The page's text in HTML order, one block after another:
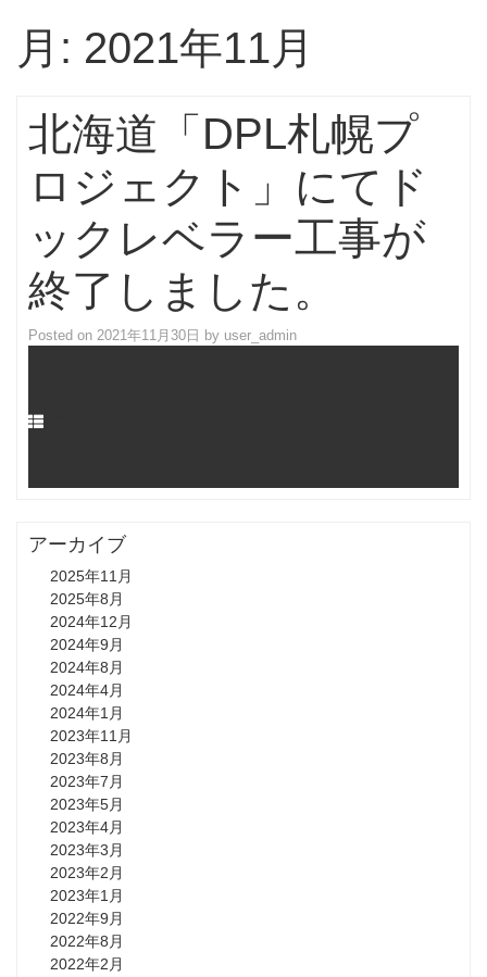
月: 2021年11月
北海道「DPL札幌プ
ロジェクト」にてド
ックレベラー工事が
終了しました。
Posted on 2021年11月30日 by user_admin
アーカイブ
2025年11月
2025年8月
2024年12月
2024年9月
2024年8月
2024年4月
2024年1月
2023年11月
2023年8月
2023年7月
2023年5月
2023年4月
2023年3月
2023年2月
2023年1月
2022年9月
2022年8月
2022年2月